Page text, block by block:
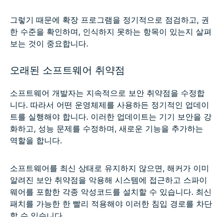
그렇기 때문에 확장 프로그램을 정기적으로 점검하고, 권
한 수준을 확인하며, 인식하지 못하는 항목이 있는지 살펴
보는 것이 중요합니다.
오래된 소프트웨어 취약점
소프트웨어 개발자는 지속적으로 보안 취약점을 수정합
니다. 따라서 어떤 운영체제를 사용하든 정기적인 업데이
트를 실행해야 합니다. 이러한 업데이트는 기기 보안을 강
화하고, 성능 문제를 수정하며, 새로운 기능을 추가하는
역할을 합니다.
소프트웨어를 최신 상태로 유지하지 않으면, 해커가 이미
알려진 보안 취약점을 악용해 시스템에 접근하고 스파이
웨어를 포함한 각종 악성코드를 설치할 수 있습니다. 최신
패치를 가능한 한 빨리 적용해야 이러한 침입 경로를 차단